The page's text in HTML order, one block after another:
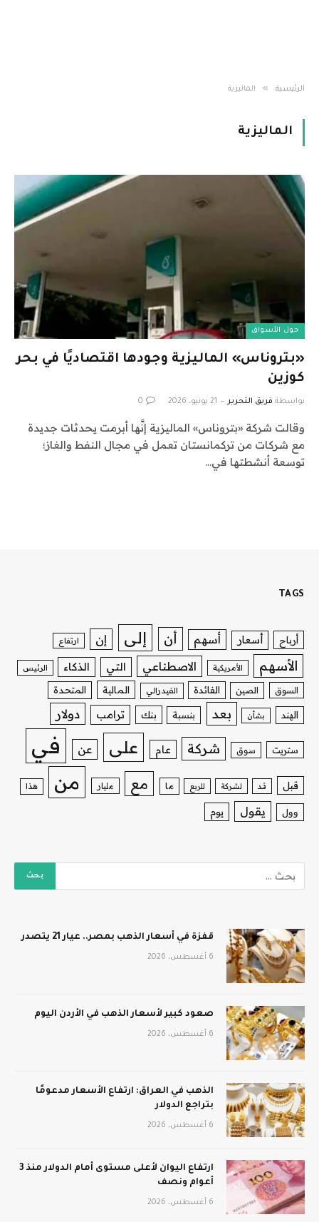
الرئيسية » الماليزية
الماليزية
حول الأسواق
«بتروناس» الماليزية وجودها اقتصاديًا في بحر
كوزين
بواسطة فريق التحرير 21 يونيو، 2026 0
وقالت شركة «بتروناس» الماليزية إنَّها أبرمت يحدثات جديدة
مع شركات من تركمانستان تعمل في مجال النفط والغاز؛
توسعة أنشطتها في…
TAGS
أرباح أسعار أسهم أن إلى إن ارتفاع
الأسهم الأمريكية الاصطناعي التي الذكاء الرئيس
السوق الصين الفائدة الفيدرالي المالية المتحدة
الهند بشأن بعد بنسبة بنك ترامب دولار
ستريت سوق شركة عام على عن في
قبل قد لشركة للربع ما مع مليار من هذا
وول يقول يوم
قفزة في أسعار الذهب بمصر.. عيار 21 يتصدر
6 أغسطس، 2026
صعود كبير لأسعار الذهب في الأردن اليوم
6 أغسطس، 2026
الذهب في العراق: ارتفاع الأسعار مدعومًا
بتراجع الدولار
6 أغسطس، 2026
ارتفاع اليوان لأعلى مستوى أمام الدولار منذ 3
أعوام ونصف
6 أغسطس، 2026